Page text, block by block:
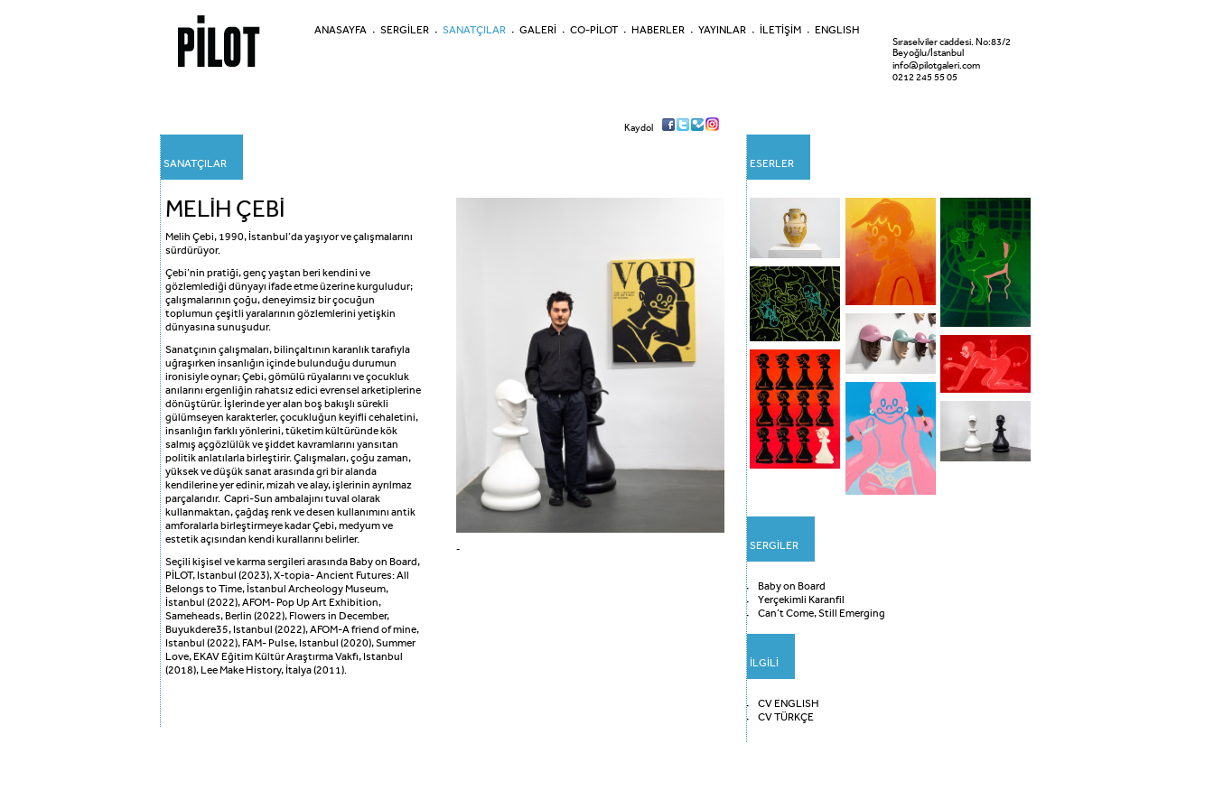
ANASAYFA SERGİLER SANATÇILAR GALERİ CO-PİLOT HABERLER YAYINLAR İLETİŞİM ENGLISH
Kaydol
Sıraselviler caddesi. No:83/2
Beyoğlu/İstanbul
info@pilotgaleri.com
0212 245 55 05
SANATÇILAR
MELİH ÇEBİ
Melih Çebi, 1990, İstanbul’da yaşıyor ve çalışmalarını
sürdürüyor.
Çebi’nin pratiği, genç yaştan beri kendini ve
gözlemlediği dünyayı ifade etme üzerine kurguludur;
çalışmalarının çoğu, deneyimsiz bir çocuğun
toplumun çeşitli yaralarının gözlemlerini yetişkin
dünyasına sunuşudur.
Sanatçının çalışmaları, bilinçaltının karanlık tarafıyla
uğraşırken insanlığın içinde bulunduğu durumun
ironisiyle oynar; Çebi, gömülü rüyalarını ve çocukluk
anılarını ergenliğin rahatsız edici evrensel arketiplerine
dönüştürür. İşlerinde yer alan boş bakışlı sürekli
gülümseyen karakterler, çocukluğun keyifli cehaletini,
insanlığın farklı yönlerini, tüketim kültüründe kök
salmış açgözlülük ve şiddet kavramlarını yansıtan
politik anlatılarla birleştirir. Çalışmaları, çoğu zaman,
yüksek ve düşük sanat arasında gri bir alanda
kendilerine yer edinir, mizah ve alay, işlerinin ayrılmaz
parçalarıdır. Capri-Sun ambalajını tuval olarak
kullanmaktan, çağdaş renk ve desen kullanımını antik
amforalarla birleştirmeye kadar Çebi, medyum ve
estetik açısından kendi kurallarını belirler.
Seçili kişisel ve karma sergileri arasında Baby on Board,
PİLOT, Istanbul (2023), X-topia- Ancient Futures: All
Belongs to Time, İstanbul Archeology Museum,
İstanbul (2022), AFOM- Pop Up Art Exhibition,
Sameheads, Berlin (2022), Flowers in December,
Buyukdere35, Istanbul (2022), AFOM-A friend of mine,
Istanbul (2022), FAM- Pulse, Istanbul (2020), Summer
Love, EKAV Eğitim Kültür Araştırma Vakfı, Istanbul
(2018), Lee Make History, İtalya (2011).
-
ESERLER
SERGİLER
Baby on Board
Yerçekimli Karanfil
Can’t Come, Still Emerging
İLGİLİ
CV ENGLISH
CV TÜRKÇE